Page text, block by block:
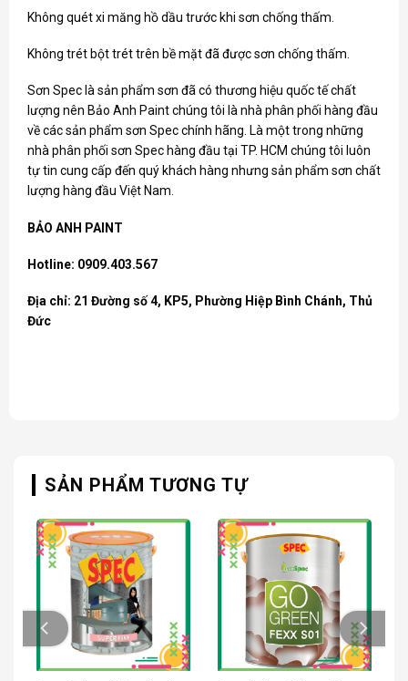
Không quét xi măng hồ dầu trước khi sơn chống thấm.
Không trét bột trét trên bề mặt đã được sơn chống thấm.
Sơn Speclà sản phẩm sơn đã có thương hiệu quốc tế chất
lượng nên Bảo Anh Paint chúng tôi là nhà phân phối hàng đầu
về các sản phẩm sơn Spec chính hãng. Là một trong những
nhà phân phối sơn Spec hàng đầu tại TP. HCM chúng tôi luôn
tự tin cung cấp đến quý khách hàng nhưng sản phẩm sơn chất
lượng hàng đầu Việt Nam.
BẢO ANH PAINT
Hotline: 0909.403.567
Địa chỉ: 21 Đường số 4, KP5, Phường Hiệp Bình Chánh, Thủ
Đức
SẢN PHẨM TƯƠNG TỰ